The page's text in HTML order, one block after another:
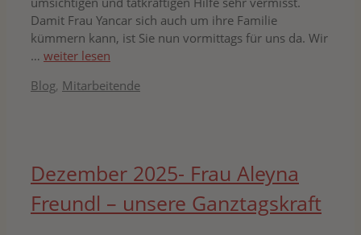
Damit Frau Yancar sich auch um ihre Familie
kümmern kann, ist Sie nun vormittags für uns da. Wir
… weiter lesen
Kategorien
Blog, Mitarbeitende
Dezember 2025- Frau Aleyna
Freundl – unsere Ganztagskraft